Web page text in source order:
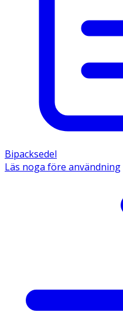
Bipacksedel
Läs noga före användning